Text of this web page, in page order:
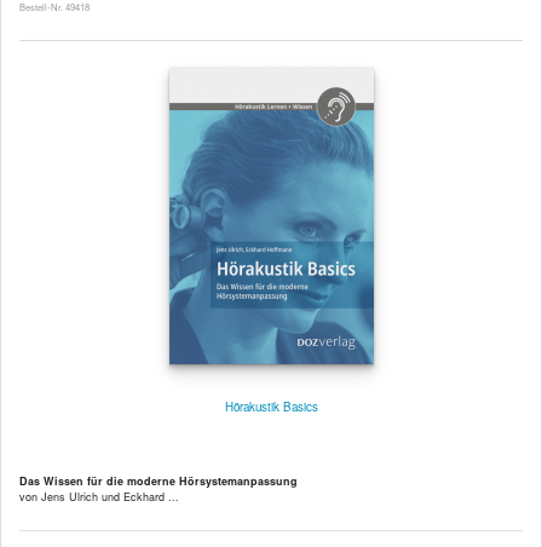
Bestell-Nr. 49418
Hörakustik Basics
Das Wissen für die moderne Hörsystemanpassung
von Jens Ulrich und Eckhard ...